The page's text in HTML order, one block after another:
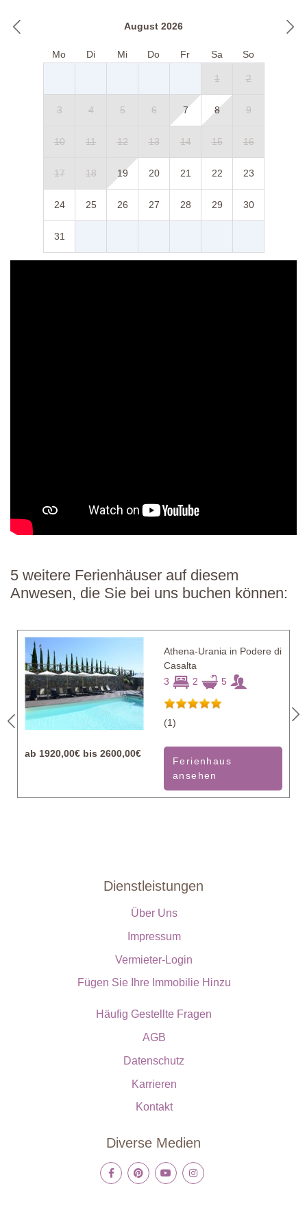
August 2026
Mo Di Mi Do Fr Sa So
1 2
3 4 5 6 7 8 9
10 11 12 13 14 15 16
17 18 19 20 21 22 23
24 25 26 27 28 29 30
31
5 weitere Ferienhäuser auf diesem
Anwesen, die Sie bei uns buchen können:
Athena-Urania in Podere di
Casalta
3
2 5
(1)
ab 1920,00€ bis 2600,00€
Ferienhaus
ansehen
Dienstleistungen
Über Uns
Impressum
Vermieter-Login
Fügen Sie Ihre Immobilie Hinzu
Häufig Gestellte Fragen
AGB
Datenschutz
Karrieren
Kontakt
Diverse Medien